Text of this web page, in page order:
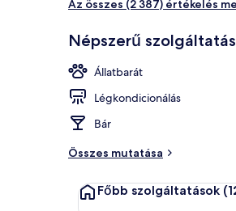
Az összes (2 387) értékelés
Népszerű
Állatbarát
Légkondicionálás
Bár
Összes mutatása
Főbb szolgáltatások